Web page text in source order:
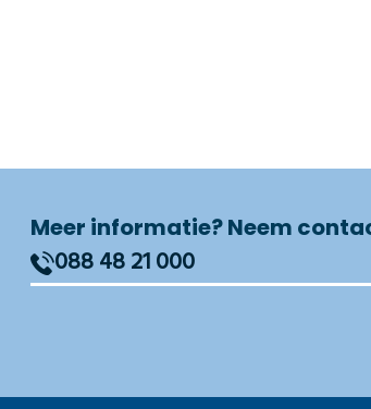
Meer informatie? Neem
088 48 21 000